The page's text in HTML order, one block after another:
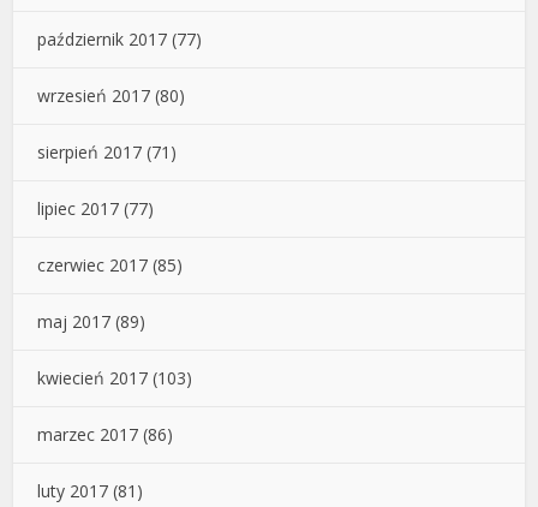
październik 2017 (77)
wrzesień 2017 (80)
sierpień 2017 (71)
lipiec 2017 (77)
czerwiec 2017 (85)
maj 2017 (89)
kwiecień 2017 (103)
marzec 2017 (86)
luty 2017 (81)